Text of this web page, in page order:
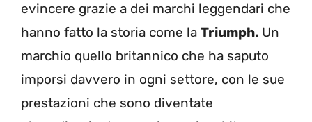
evincere grazie a dei marchi leggendari che
hanno fatto la storia come la Triumph. Un
marchio quello britannico che ha saputo
imporsi davvero in ogni settore, con le sue
prestazioni che sono diventate